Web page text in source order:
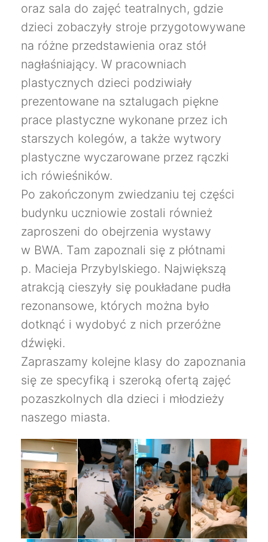
oraz sala do zajęć teatralnych, gdzie
dzieci zobaczyły stroje przygotowywane
na różne przedstawienia oraz stół
nagłaśniający. W pracowniach
plastycznych dzieci podziwiały
prezentowane na sztalugach piękne
prace plastyczne wykonane przez ich
starszych kolegów, a także wytwory
plastyczne wyczarowane przez rączki
ich rówieśników.
Po zakończonym zwiedzaniu tej części
budynku uczniowie zostali również
zaproszeni do obejrzenia wystawy
w BWA. Tam zapoznali się z płótnami
p. Macieja Przybylskiego. Największą
atrakcją cieszyły się poukładane pudła
rezonansowe, których można było
dotknąć i wydobyć z nich przeróżne
dźwięki.
Zapraszamy kolejne klasy do zapoznania
się ze specyfiką i szeroką ofertą zajęć
pozaszkolnych dla dzieci i młodzieży
naszego miasta.